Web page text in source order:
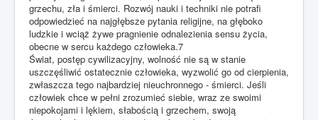
grzechu, zła i śmierci. Rozwój nauki i techniki nie potrafi
odpowiedzieć na najgłębsze pytania religijne, na głęboko
ludzkie i wciąż żywe pragnienie odnalezienia sensu życia,
obecne w sercu każdego człowieka.7
Świat, postęp cywilizacyjny, wolność nie są w stanie
uszczęśliwić ostatecznie człowieka, wyzwolić go od cierpienia,
zwłaszcza tego najbardziej nieuchronnego - śmierci. Jeśli
człowiek chce w pełni zrozumieć siebie, wraz ze swoimi
niepokojami i lękiem, słabością i grzechem, swoją